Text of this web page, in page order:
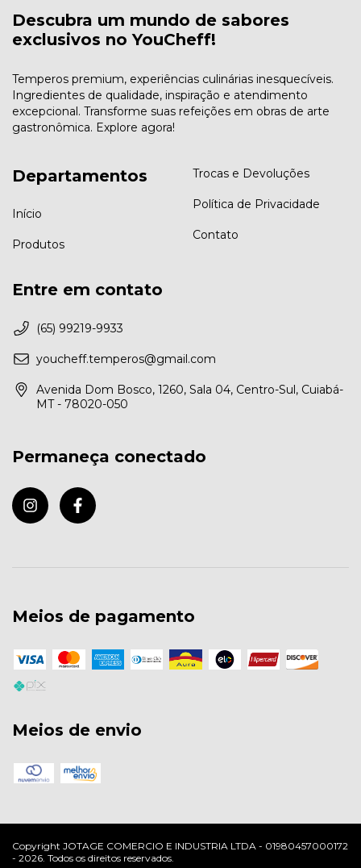
Descubra um mundo de sabores
exclusivos no YouCheff!
Temperos premium, experiências culinárias inesquecíveis.
Ingredientes de qualidade, inspiração e atendimento
excepcional. Transforme suas refeições em obras de arte
gastronômica. Explore agora!
Departamentos
Início
Produtos
Trocas e Devoluções
Política de Privacidade
Contato
Entre em contato
(65) 99219-9933
youcheff.temperos@gmail.com
Avenida Dom Bosco, 1260, Sala 04, Centro-Sul, Cuiabá-
MT - 78020-050
Permaneça conectado
Meios de pagamento
Meios de envio
Copyright JOTAGE COMERCIO E INDUSTRIA LTDA - 01980457000172
- 2026. Todos os direitos reservados.